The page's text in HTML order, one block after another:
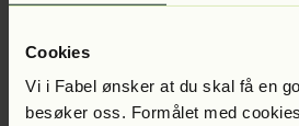
Cookies
Vi i Fabel ønsker at du skal få en
besøker oss. Formålet med